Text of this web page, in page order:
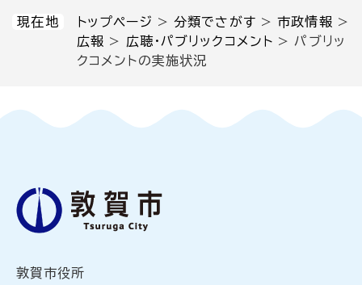
現在地 トップページ >分類でさがす >市政情報 >
広報 > 広聴・パブリックコメント > パブリッ
クコメントの実施状況
敦賀市役所